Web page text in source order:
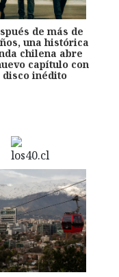
de más de
una histórica
chilena abre
capítulo con
disco inédito